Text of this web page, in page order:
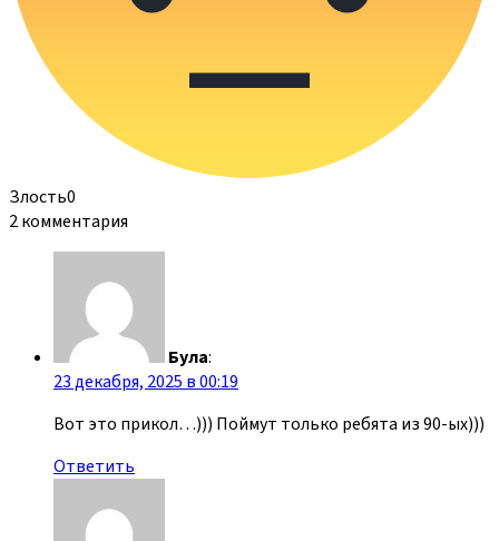
Злость0
2 комментария
Була:
23 декабря, 2025 в 00:19
Вот это прикол…))) Поймут только ребята из 90-ых)))
Ответить